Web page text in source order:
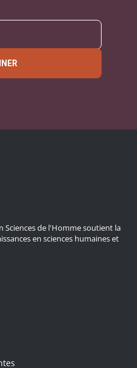
Sciences de l'Homme soutient la
en sciences humaines et